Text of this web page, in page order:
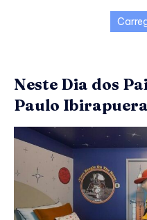
Neste Dia dos
Paulo